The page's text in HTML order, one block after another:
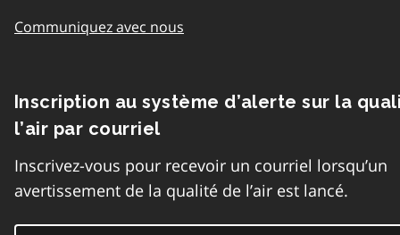
Communiquez avec nous
Inscription au système d’alerte sur la
l’air par courriel
Inscrivez-vous pour recevoir un courriel lorsqu’un
avertissement de la qualité de l’air est lancé.